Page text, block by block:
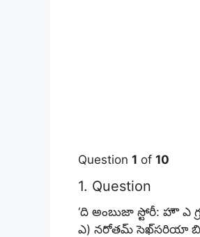
Question 1 of 10
1. Question
‘ది అంబుజా స్టోరీ: హౌ ఎ
ఎ) నరోతమ్ సెఖ్‌సరియా బి)